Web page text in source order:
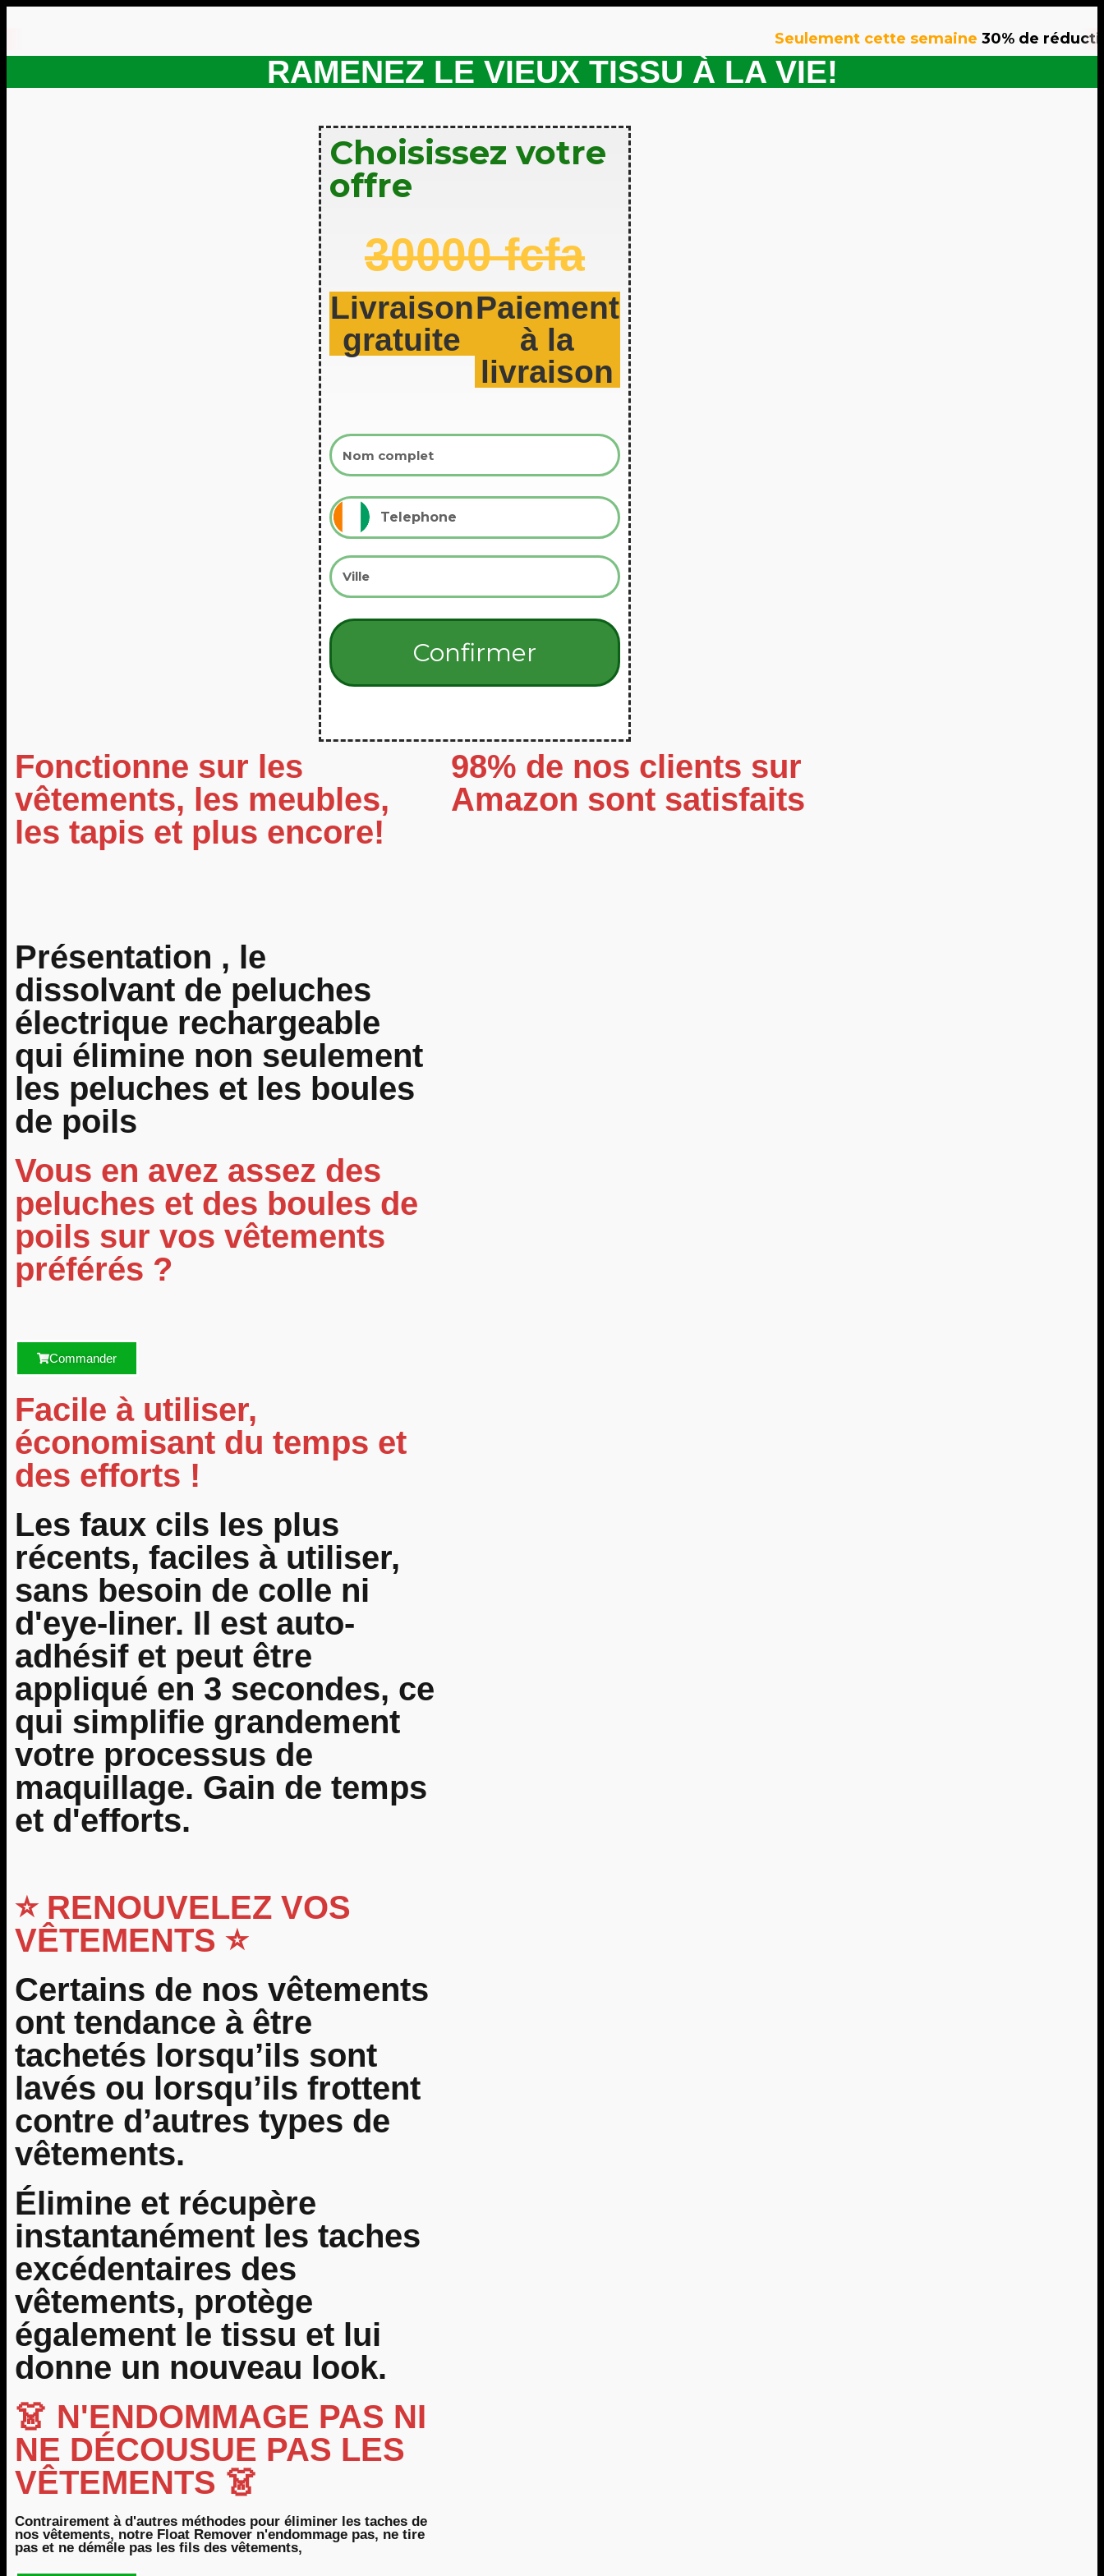
Seulement cette semaine30% de réduction
RAMENEZ LE VIEUX TISSU À LA VIE!
Choisissez votre
offre
30000 fcfa
Livraison
gratuite
Paiement
à la
livraison
Fonctionne sur les
vêtements, les meubles,
les tapis et plus encore!
Présentation , le
dissolvant de peluches
électrique rechargeable
qui élimine non seulement
les peluches et les boules
de poils
Vous en avez assez des
peluches et des boules de
poils sur vos vêtements
préférés ?
Commander
Facile à utiliser,
économisant du temps et
des efforts !
Les faux cils les plus
récents, faciles à utiliser,
sans besoin de colle ni
d'eye-liner. Il est auto-
adhésif et peut être
appliqué en 3 secondes, ce
qui simplifie grandement
votre processus de
maquillage. Gain de temps
et d'efforts.
⭐ RENOUVELEZ VOS
VÊTEMENTS ⭐
Certains de nos vêtements
ont tendance à être
tachetés lorsqu’ils sont
lavés ou lorsqu’ils frottent
contre d’autres types de
vêtements.
Élimine et récupère
instantanément les taches
excédentaires des
vêtements, protège
également le tissu et lui
donne un nouveau look.
👗 N'ENDOMMAGE PAS NI
NE DÉCOUSUE PAS LES
VÊTEMENTS 👗
Contrairement à d'autres méthodes pour éliminer les taches de
nos vêtements, notre Float Remover n'endommage pas, ne tire
pas et ne démêle pas les fils des vêtements,
98% de nos clients sur
Amazon sont satisfaits